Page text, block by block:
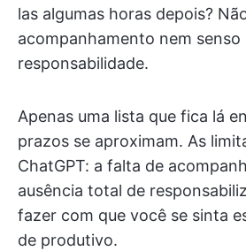
las algumas horas depois?
acompanhamento nem senso
responsabilidade.
Apenas uma lista que fica lá
prazos se aproximam. As
ChatGPT: a falta de
ausência total de
fazer com que você se sinta
de produtivo.